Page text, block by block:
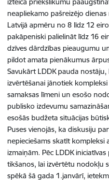
neapliekamo pašreizējo
Latvijā apmēru no 8 līdz 12
pakāpeniski palielināt līdz 16
dzīves dārdzības pieaugumu
pildot amata pienākumus
Savukārt LDDK pauda
izvērtēšanai jānotiek
samaksas līmeni un esošo
publisko izdevumu
esošās budžeta situācijas
Puses vienojās, ka diskusiju
nepieciešams skatīt
izmaiņām. Pēc LDDK
tikšanos, lai izvērtētu nodokļu
spēkā šā gada 1.janvārī,